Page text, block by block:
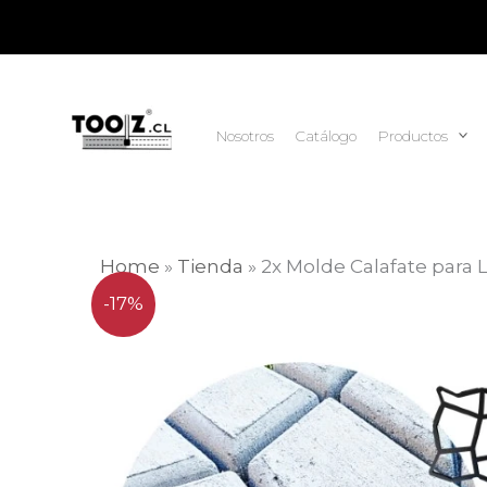
Nosotros Catálogo Productos
Home » Tienda » 2x Molde Calafate para
-17%